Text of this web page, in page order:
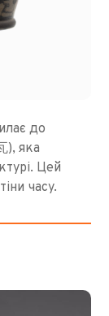
до
), яка
Цей
часу.